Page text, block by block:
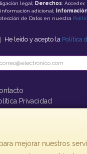
mejorar nuestros
legal; Derechos:
adicional;
de Datos en nuestra
He leído y acepto la Política
Privacidad